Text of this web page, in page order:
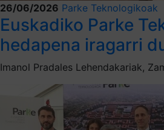
26/06/2026 Parke Teknologikoak
Euskadiko Parke
hedapena iragarri
Imanol Pradales Lehendakariak,